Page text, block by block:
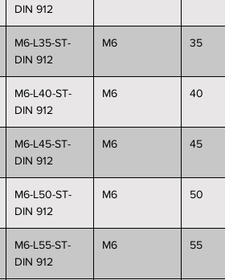
DIN 912
M6-L35-ST-
DIN 912
M6 35
M6-L40-ST-
DIN 912
M6 40
M6-L45-ST-
DIN 912
M6 45
M6-L50-ST-
DIN 912
M6 50
M6-L55-ST-
DIN 912
M6 55